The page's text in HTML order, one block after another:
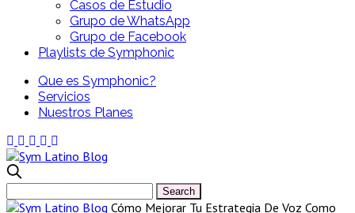
Casos de Estudio
Grupo de WhatsApp
Grupo de Facebook
Playlists de Symphonic
Que es Symphonic?
Servicios
Nuestros Planes
Cómo Mejorar Tu Estrategia De Voz Como